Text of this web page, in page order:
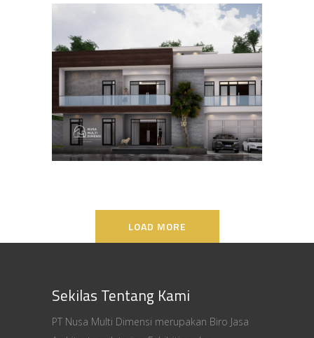
Desain Rumah Bapak Ali di
Lippo Karawaci
DESAIN RUMAH TERBAIK
LOAD MORE
Sekilas Tentang Kami
PT Nusa Multi Dimensi merupakan Biro Jasa